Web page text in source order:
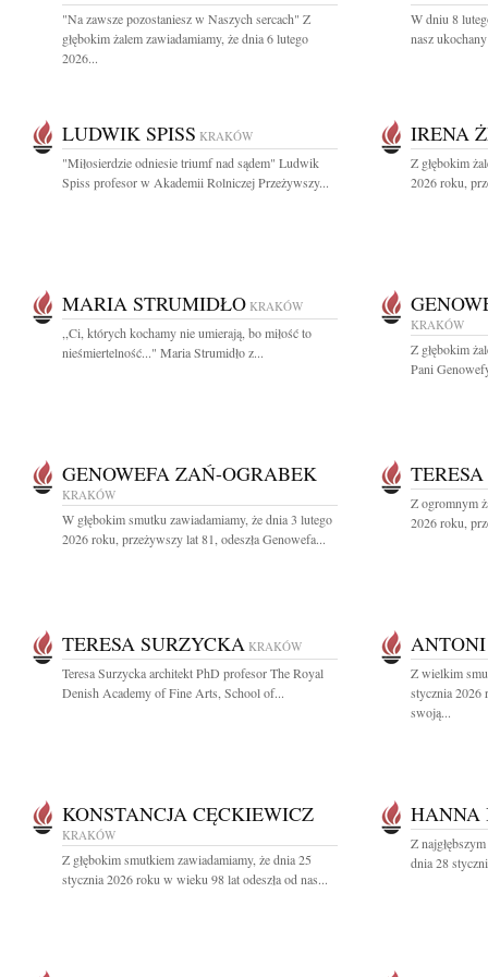
"Na zawsze pozostaniesz w Naszych sercach" Z
głębokim żalem zawiadamiamy, że dnia 6 lutego
2026...
W dniu 8
nasz
LUDWIK SPISS KRAKÓW
"Miłosierdzie odniesie triumf nad sądem" Ludwik
Spiss profesor w Akademii Rolniczej Przeżywszy...
IRENA
Z głębokim
2026 roku,
MARIA STRUMIDŁO KRAKÓW
,,Ci, których kochamy nie umierają, bo miłość to
nieśmiertelność..." Maria Strumidło z...
KRAKÓW
Z głębokim
Pani
GENOWEFA ZAŃ-OGRABEK
KRAKÓW
W głębokim smutku zawiadamiamy, że dnia 3 lutego
2026 roku, przeżywszy lat 81, odeszła Genowefa...
Z ogromnym
2026 roku,
TERESA SURZYCKA KRAKÓW
Teresa Surzycka architekt PhD profesor The Royal
Denish Academy of Fine Arts, School of...
Z wielkim
stycznia 2026
swoją...
KONSTANCJA CĘCKIEWICZ
KRAKÓW
Z głębokim smutkiem zawiadamiamy, że dnia 25
stycznia 2026 roku w wieku 98 lat odeszła od nas...
HANNA
Z
dnia 28